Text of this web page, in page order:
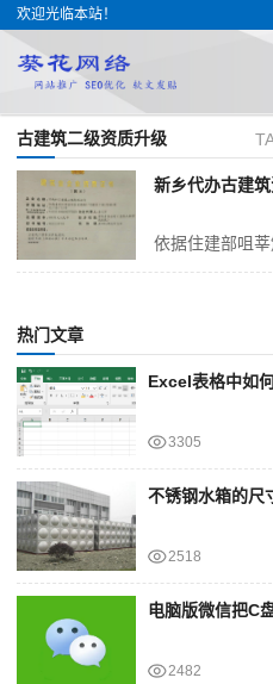
欢迎光临本站！
古建筑二级资质升级
新乡代办古建
热门文章
Excel表格中如
3305
不锈钢水箱的尺
2518
电脑版微信把C
2482